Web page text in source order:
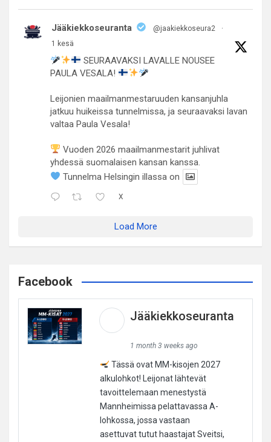
Jääkiekkoseuranta @jaakiekkoseura2
·
1 kesä
SEURAAVAKSI LAVALLE NOUSEE
PAULA VESALA!
Leijonien maailmanmestaruuden kansanjuhla
jatkuu huikeissa tunnelmissa, ja seuraavaksi lavan
valtaa Paula Vesala!
Vuoden 2026 maailmanmestarit juhlivat
yhdessä suomalaisen kansan kanssa.
Tunnelma Helsingin illassa on
X
Load More
Facebook
Jääkiekkoseuranta
1 month 3 weeks ago
Tässä ovat MM-kisojen 2027
alkulohkot! Leijonat lähtevät
tavoittelemaan menestystä
Mannheimissa pelattavassa A-
lohkossa, jossa vastaan
asettuvat tutut haastajat Sveitsi,